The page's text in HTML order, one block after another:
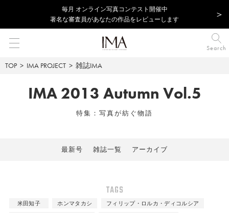
毎⽉ オンライン写真コンテスト開催中
著名な審査員があなたの作品をレビューします
Search
TOP IMA PROJECT 雑誌IMA
IMA 2013 Autumn Vol.5
特集：写真が紡ぐ物語
最新号 雑誌一覧 アーカイブ
TAGS
米田知子 ホンマタカシ
フィリップ・ロルカ・ディコルシア